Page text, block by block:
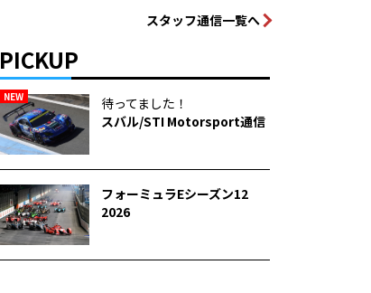
スタッフ通信一覧へ
PICKUP
NEW
待ってました！
スバル/STI Motorsport通信
フォーミュラEシーズン12
2026